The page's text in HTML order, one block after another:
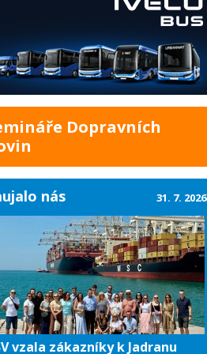
Dopravních
nás
vzala zákazníky k Jadranu
31. 7. 2026